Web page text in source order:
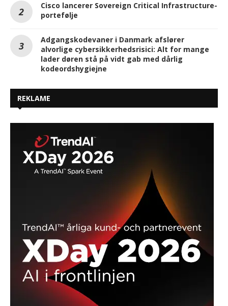
Cisco lancerer Sovereign Critical Infrastructure-
portefølje
Adgangskodevaner i Danmark afslører
alvorlige cybersikkerhedsrisici: Alt for mange
lader døren stå på vidt gab med dårlig
kodeordshygiejne
REKLAME